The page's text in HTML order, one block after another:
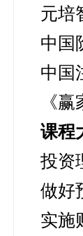
元培
中国
中国
《
课程
投资
做好
实施